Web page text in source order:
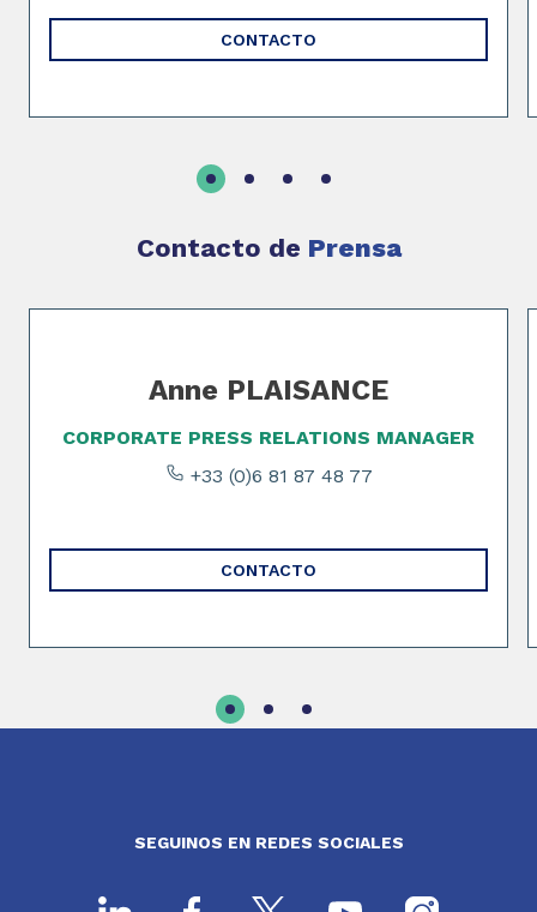
CONTACTO
Contacto de Prensa
Slide 1 of 3
Anne PLAISANCE
CORPORATE PRESS RELATIONS MANAGER
+33 (0)6 81 87 48 77
CONTACTO
SEGUINOS EN REDES SOCIALES